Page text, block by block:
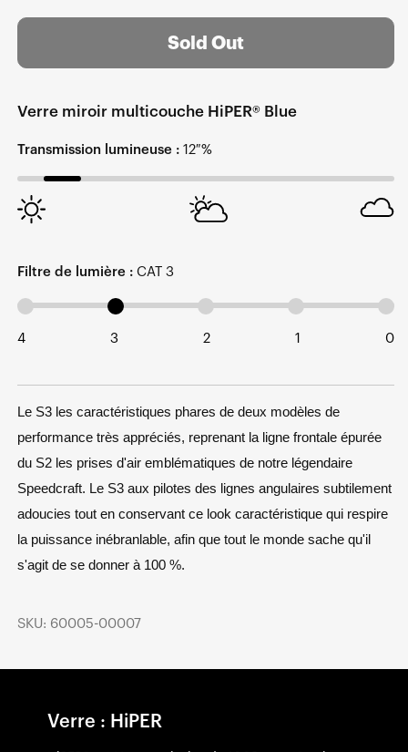
Sold Out
Verre miroir multicouche HiPER® Blue
Transmission lumineuse : 12 %
Filtre de lumière : CAT 3
4 3 2 1 0
Le S3 les caractéristiques phares de deux modèles de
performance très appréciés, reprenant la ligne frontale épurée
du S2 les prises d'air emblématiques de notre légendaire
Speedcraft. Le S3 aux pilotes des lignes angulaires subtilement
adoucies tout en conservant ce look caractéristique qui respire
la puissance inébranlable, afin que tout le monde sache qu'il
s'agit de se donner à 100 %.
SKU: 60005-00007
Verre : HiPER